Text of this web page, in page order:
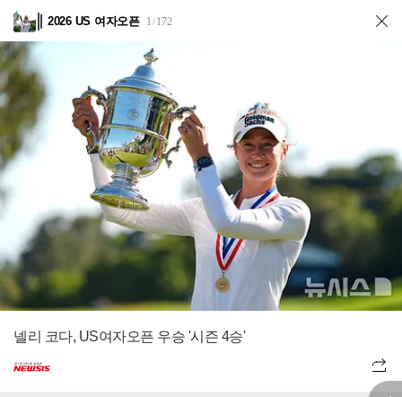
2026 US 여자오픈 1/172
넬리 코다, US여자오픈 우승 '시즌 4승'